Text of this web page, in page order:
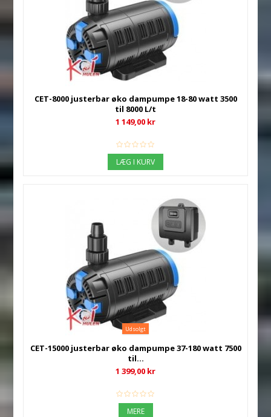
CET-8000 justerbar øko dampumpe 18-80 watt 3500
til 8000 L/t
1 149,00 kr
LÆG I KURV
Udsolgt
CET-15000 justerbar øko dampumpe 37-180 watt 7500
til...
1 399,00 kr
MERE